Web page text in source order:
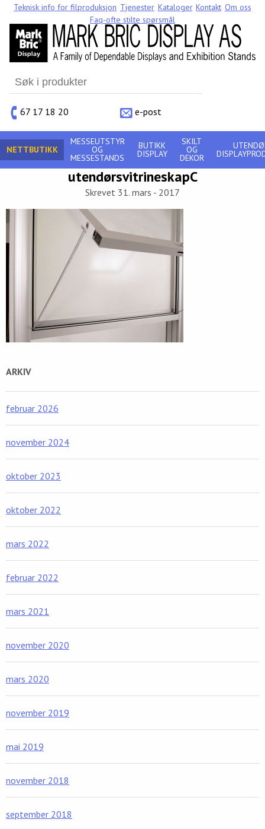
Search
for:
67 17 18 20
e-post
Teknisk info for filproduksjon Tjenester Kataloger Kontakt Om oss
Faq-ofte stilte spørsmål
NETTBUTIKK
MESSEUTSTYR
OG
MESSESTANDS
BUTIKK
DISPLAY
SKILT
OG
DEKOR
utendørsvitrineskapC
Skrevet 31. mars - 2017
ARKIV
februar 2026
november 2024
oktober 2023
oktober 2022
mars 2022
februar 2022
mars 2021
november 2020
mars 2020
november 2019
mai 2019
november 2018
september 2018